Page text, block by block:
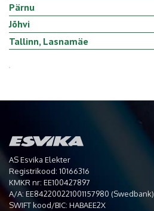
Pärnu
Jõhvi
Tallinn, Lasnamäe
AS Esvika Elekter
Registrikood: 10166316
KMKR nr: EE100427897
A/A: EE842200221001157980 (Swedbank)
SWIFT kood/BIC: HABAEE2X